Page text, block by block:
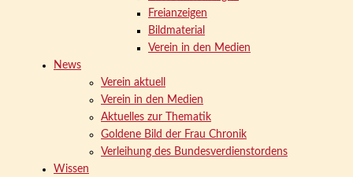
Freianzeigen
Bildmaterial
Verein in den Medien
News
Verein aktuell
Verein in den Medien
Aktuelles zur Thematik
Goldene Bild der Frau Chronik
Verleihung des Bundesverdienstordens
Wissen